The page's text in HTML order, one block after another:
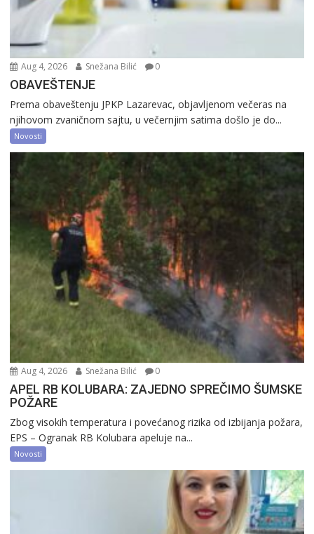
Aug 4, 2026 Snežana Bilić 0
OBAVEŠTENJE
Prema obaveštenju JPKP Lazarevac, objavljenom večeras na
njihovom zvaničnom sajtu, u večernjim satima došlo je do...
Novosti
Aug 4, 2026 Snežana Bilić 0
APEL RB KOLUBARA: ZAJEDNO SPREČIMO ŠUMSKE
POŽARE
Zbog visokih temperatura i povećanog rizika od izbijanja požara,
EPS – Ogranak RB Kolubara apeluje na...
Novosti